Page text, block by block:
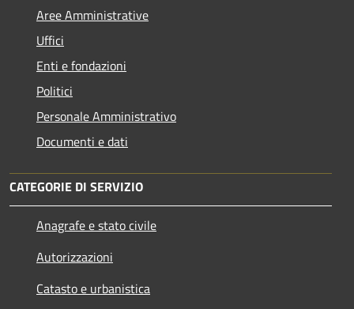
Aree Amministrative
Uffici
Enti e fondazioni
Politici
Personale Amministrativo
Documenti e dati
CATEGORIE DI SERVIZIO
Anagrafe e stato civile
Autorizzazioni
Catasto e urbanistica